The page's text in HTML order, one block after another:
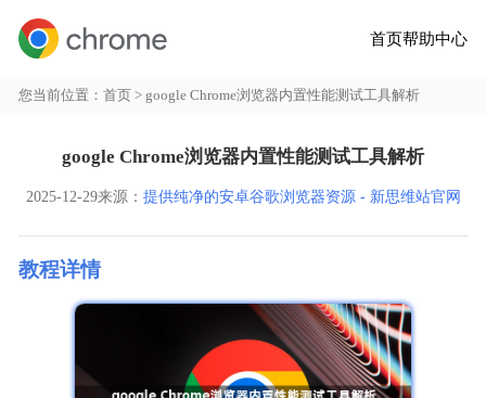
首页帮助中心
您当前位置：首页 > google Chrome浏览器内置性能测试工具解析
google Chrome浏览器内置性能测试工具解析
2025-12-29来源： 提供纯净的安卓谷歌浏览器资源 - 新思维站官网
教程详情